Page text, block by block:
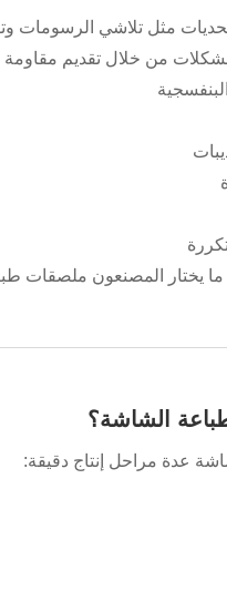
تحديات مثل تلاشي
من خلال تقديم مقاومة
ما يختار المصنعون ملصقات
عدة مراحل إنتاج دقيقة: